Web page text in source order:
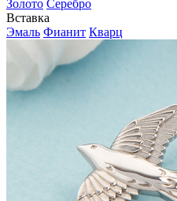
Золото Серебро
Вставка
Эмаль Фианит Кварц